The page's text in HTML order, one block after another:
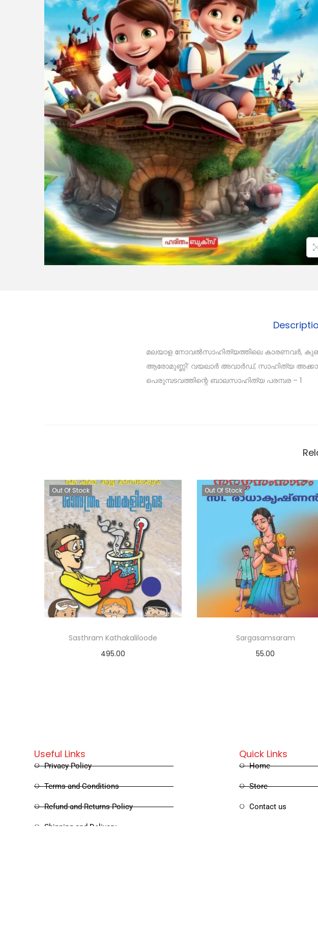
മലയാള നോവൽസാഹിത്യത്തിലെ കാരണവർ,
ആരോമുണ്ണി’ വയലാർ അവാർഡ്, സാഹിത്യ
പെരുമ്പടവത്തിന്റെ ബാലസാഹിത്യ പരമ്പര – 1
Out Of Stock
Sasthram Kathakaliloode
495.00
Out Of Stock
Sargasamsaram
55.00
Quick Links
Home
Store
Contact us
Useful Links
Privacy Policy
Terms and Conditions
Refund and Returns Policy
Shipping and Delivery